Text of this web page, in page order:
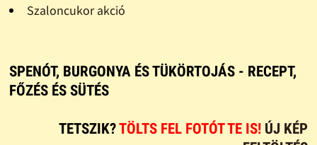
Szaloncukor akció
SPENÓT, BURGONYA ÉS TÜKÖRTOJÁS - RECEPT,
FŐZÉS ÉS SÜTÉS
TETSZIK?TÖLTS FEL FOTÓT TE IS! ÚJ KÉP